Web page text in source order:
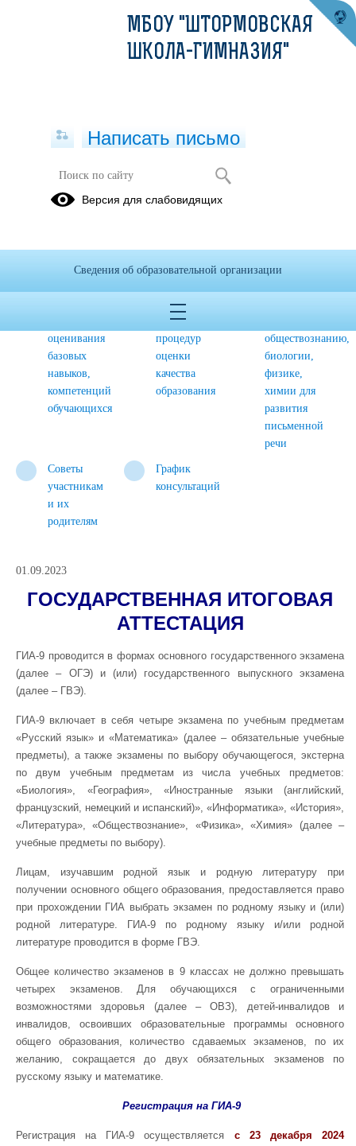
ГИА - 9
оценивания
базовых
навыков,
компетенций
обучающихся
кодификаторы
для
процедур
оценки
качества
образования
обществознанию,
биологии,
физике,
химии для
развития
письменной
речи
Советы
участникам
и их
родителям
График
консультаций
01.09.2023
ГОСУДАРСТВЕННАЯ ИТОГОВАЯ
АТТЕСТАЦИЯ
ГИА-9 проводится в формах основного государственного экзамена
(далее – ОГЭ) и (или) государственного выпускного экзамена
(далее – ГВЭ).
ГИА-9 включает в себя четыре экзамена по учебным предметам
«Русский язык» и «Математика» (далее – обязательные учебные
предметы), а также экзамены по выбору обучающегося, экстерна
по двум учебным предметам из числа учебных предметов:
«Биология», «География», «Иностранные языки (английский,
французский, немецкий и испанский)», «Информатика», «История»,
«Литература», «Обществознание», «Физика», «Химия» (далее –
учебные предметы по выбору).
Лицам, изучавшим родной язык и родную литературу при
получении основного общего образования, предоставляется право
при прохождении ГИА выбрать экзамен по родному языку и (или)
родной литературе. ГИА-9 по родному языку и/или родной
литературе проводится в форме ГВЭ.
Общее количество экзаменов в 9 классах не должно превышать
четырех экзаменов. Для обучающихся с ограниченными
возможностями здоровья (далее – ОВЗ), детей-инвалидов и
инвалидов, освоивших образовательные программы основного
общего образования, количество сдаваемых экзаменов, по их
желанию, сокращается до двух обязательных экзаменов по
русскому языку и математике.
Регистрация на ГИА-9
Регистрация на ГИА-9 осуществляется с 23 декабря 2024
МБОУ "ШТОРМОВСКАЯ
ШКОЛА-ГИМНАЗИЯ"
Написать письмо
Версия для слабовидящих
Сведения об образовательной организации